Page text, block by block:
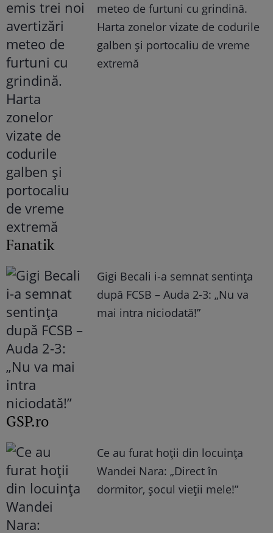
meteo de furtuni cu grindină.
Harta zonelor vizate de codurile
galben și portocaliu de vreme
extremă
Fanatik
Gigi Becali i-a semnat sentința
după FCSB – Auda 2-3: „Nu va
mai intra niciodată!”
GSP.ro
Ce au furat hoții din locuința
Wandei Nara: „Direct în
dormitor, șocul vieții mele!”